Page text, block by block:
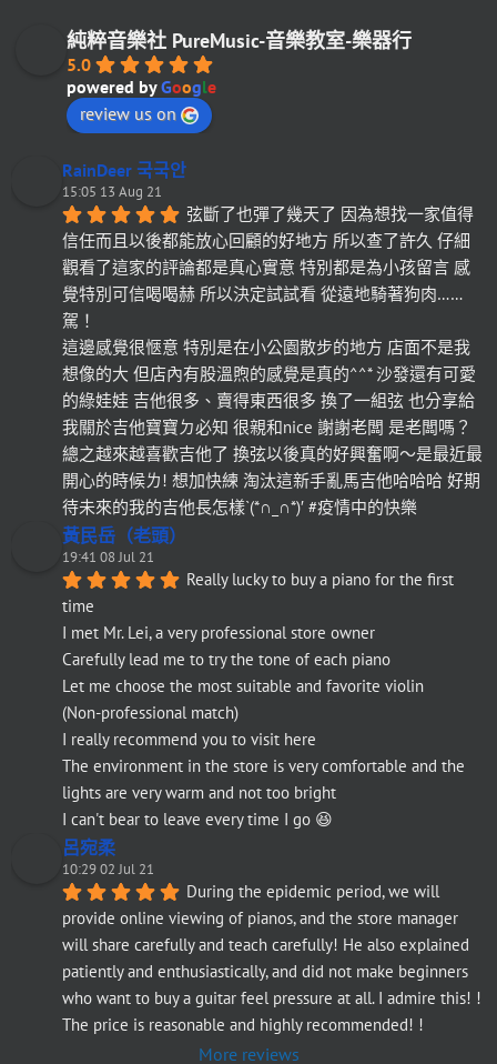
純粹音樂社 PureMusic-音樂教室-樂器行
5.0
powered byGoogle
review us on
RainDeer 국국안
15:05 13 Aug 21
弦斷了也彈了幾天了 因為想找一家值得
信任而且以後都能放心回顧的好地方 所以查了許久 仔細
觀看了這家的評論都是真心實意 特別都是為小孩留言 感
覺特別可信喝喝赫 所以決定試試看 從遠地騎著狗肉……
駕！
這邊感覺很愜意 特別是在小公園散步的地方 店面不是我
想像的大 但店內有股溫煦的感覺是真的^^* 沙發還有可愛
的綠娃娃 吉他很多、賣得東西很多 換了一組弦 也分享給
我關於吉他寶寶ㄉ必知 很親和nice 謝謝老闆 是老闆嗎？
總之越來越喜歡吉他了 換弦以後真的好興奮啊～是最近最
開心的時候ㄌ! 想加快練 淘汰這新手亂馬吉他哈哈哈 好期
待未來的我的吉他長怎樣`(*∩_∩*)′ #疫情中的快樂
黃民岳（老頭）
19:41 08 Jul 21
Really lucky to buy a piano for the first
time
I met Mr. Lei, a very professional store owner
Carefully lead me to try the tone of each piano
Let me choose the most suitable and favorite violin
(Non-professional match)
I really recommend you to visit here
The environment in the store is very comfortable and the
lights are very warm and not too bright
I can't bear to leave every time I go 😆
呂宛柔
10:29 02 Jul 21
During the epidemic period, we will
provide online viewing of pianos, and the store manager
will share carefully and teach carefully! He also explained
patiently and enthusiastically, and did not make beginners
who want to buy a guitar feel pressure at all. I admire this! !
The price is reasonable and highly recommended! !
More reviews